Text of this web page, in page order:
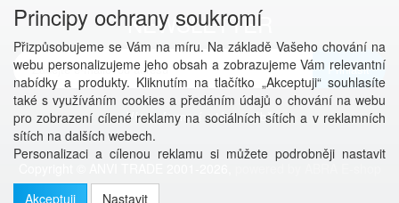
NEWSLETTER
Přihlásit
Více informací o této službě
Principy ochrany soukromí
Přizpůsobujeme se Vám na míru. Na základě Vašeho chování na
webu personalizujeme jeho obsah a zobrazujeme Vám relevantní
nabídky a produkty. Kliknutím na tlačítko „Akceptuji“ souhlasíte
také s využíváním cookies a předáním údajů o chování na webu
pro zobrazení cílené reklamy na sociálních sítích a v reklamních
sítích na dalších webech.
Personalizaci a cílenou reklamu si můžete podrobněji nastavit
Akceptuji
Nastavit